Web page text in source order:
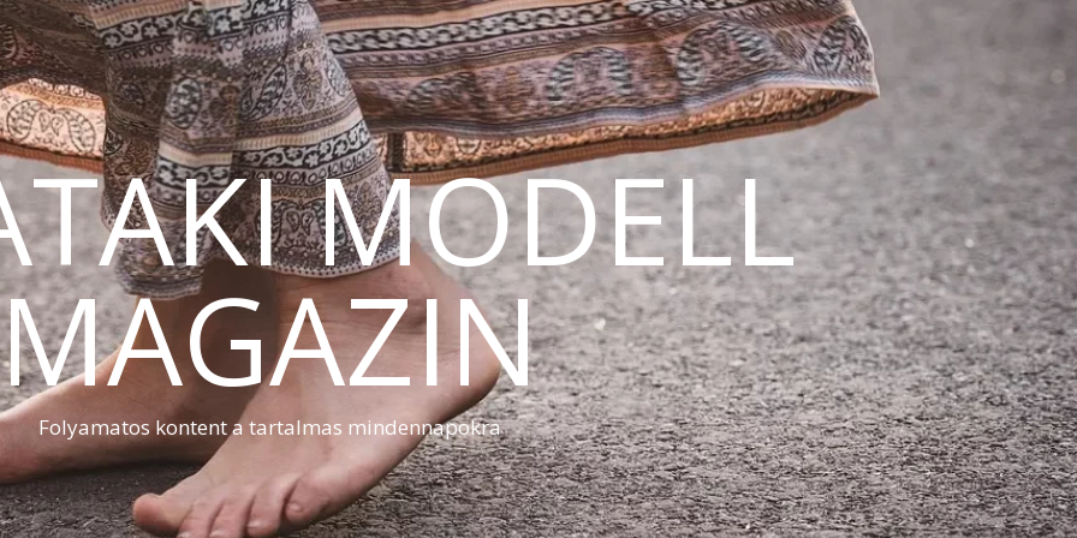
MODELL
MAGAZIN
Folyamatos kontent a tartalmas mindennapokra